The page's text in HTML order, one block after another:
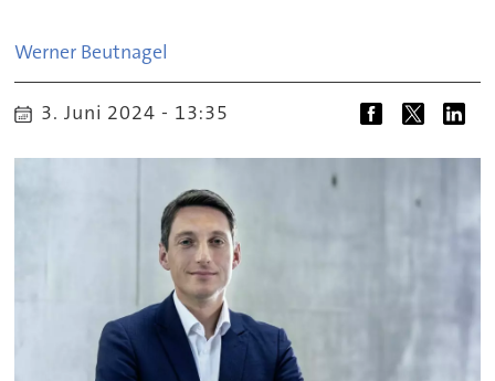
Werner Beutnagel
3. Juni 2024 - 13:35